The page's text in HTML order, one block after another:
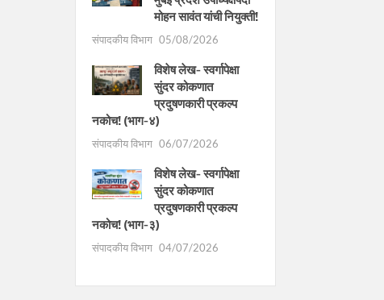
मोहन सावंत यांची नियुक्ती!
संपादकीय विभाग 05/08/2026
विशेष लेख- स्वर्गापेक्षा
सुंदर कोकणात
प्रदुषणकारी प्रकल्प
नकोच! (भाग-४)
संपादकीय विभाग 06/07/2026
विशेष लेख- स्वर्गापेक्षा
सुंदर कोकणात
प्रदुषणकारी प्रकल्प
नकोच! (भाग-३)
संपादकीय विभाग 04/07/2026